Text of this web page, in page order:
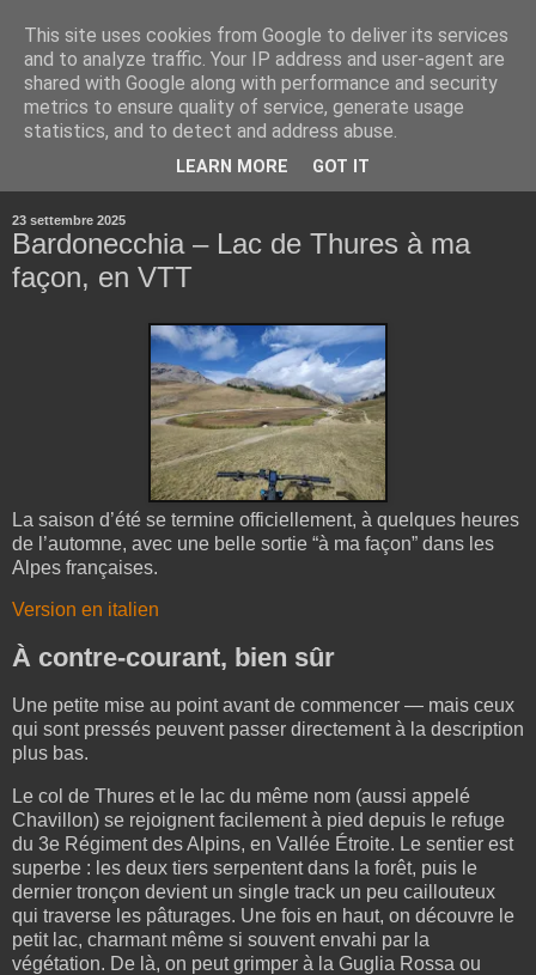
23 settembre 2025
Bardonecchia – Lac de Thures à ma
façon, en VTT
La saison d’été se termine officiellement, à quelques heures
de l’automne, avec une belle sortie “à ma façon” dans les
Alpes françaises.
Version en italien
À contre-courant, bien sûr
Une petite mise au point avant de commencer — mais ceux
qui sont pressés peuvent passer directement à la description
plus bas.
Le col de Thures et le lac du même nom (aussi appelé
Chavillon) se rejoignent facilement à pied depuis le refuge
du 3e Régiment des Alpins, en Vallée Étroite. Le sentier est
superbe : les deux tiers serpentent dans la forêt, puis le
dernier tronçon devient un single track un peu caillouteux
qui traverse les pâturages. Une fois en haut, on découvre le
petit lac, charmant même si souvent envahi par la
végétation. De là, on peut grimper à la Guglia Rossa ou
This site uses cookies from Google to deliver its services
and to analyze traffic. Your IP address and user-agent are
shared with Google along with performance and security
metrics to ensure quality of service, generate usage
statistics, and to detect and address abuse.
LEARN MORE GOT IT